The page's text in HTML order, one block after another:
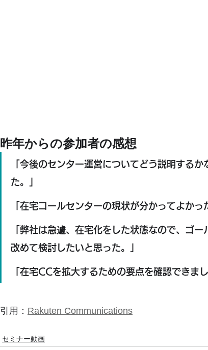
昨年からの参加者の感想
「今後のセンター運営についてどう説明する
た。」
「在宅コールセンターの現状が分かってよかっ
「弊社は急遽、在宅化をした状態なので、ゴ
改めて検討したいと思った。」
「在宅CCを拡大するための要点を確認できまし
引用： Rakuten Communications
セミナー動画